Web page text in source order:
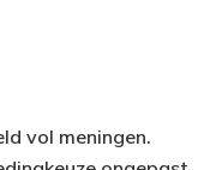
vol meningen.